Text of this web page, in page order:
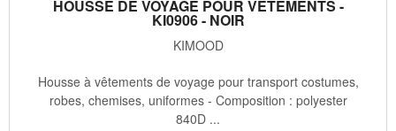
HOUSSE DE VOYAGE POUR VÊTEMENTS -
KI0906 - NOIR
KIMOOD
Housse à vêtements de voyage pour transport costumes,
robes, chemises, uniformes - Composition : polyester
840D ...